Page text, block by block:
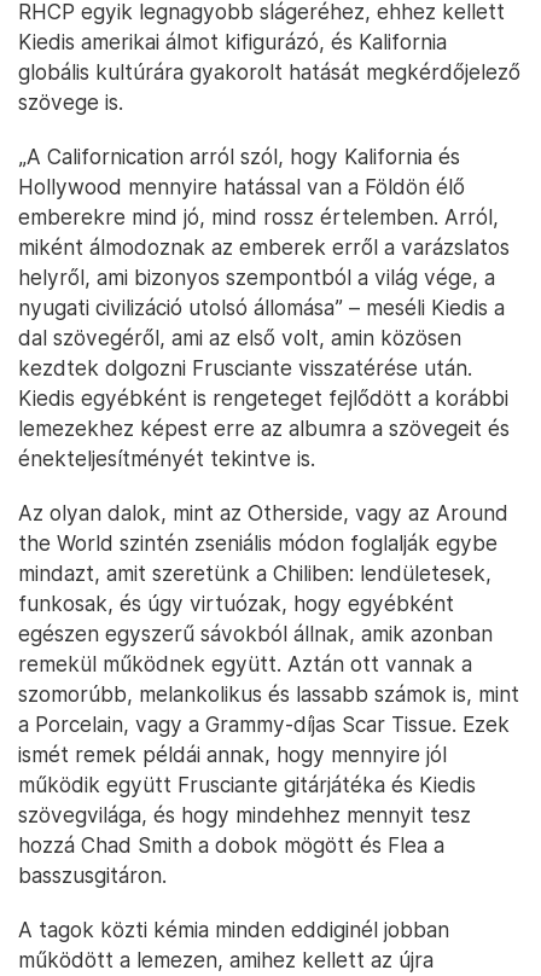
RHCP egyik legnagyobb slágeréhez, ehhez kellett
Kiedis amerikai álmot kifigurázó, és Kalifornia
globális kultúrára gyakorolt hatását megkérdőjelező
szövege is.
„A Californication arról szól, hogy Kalifornia és
Hollywood mennyire hatással van a Földön élő
emberekre mind jó, mind rossz értelemben. Arról,
miként álmodoznak az emberek erről a varázslatos
helyről, ami bizonyos szempontból a világ vége, a
nyugati civilizáció utolsó állomása” – meséli Kiedis a
dal szövegéről, ami az első volt, amin közösen
kezdtek dolgozni Frusciante visszatérése után.
Kiedis egyébként is rengeteget fejlődött a korábbi
lemezekhez képest erre az albumra a szövegeit és
énekteljesítményét tekintve is.
Az olyan dalok, mint az Otherside, vagy az Around
the World szintén zseniális módon foglalják egybe
mindazt, amit szeretünk a Chiliben: lendületesek,
funkosak, és úgy virtuózak, hogy egyébként
egészen egyszerű sávokból állnak, amik azonban
remekül működnek együtt. Aztán ott vannak a
szomorúbb, melankolikus és lassabb számok is, mint
a Porcelain, vagy a Grammy-díjas Scar Tissue. Ezek
ismét remek példái annak, hogy mennyire jól
működik együtt Frusciante gitárjátéka és Kiedis
szövegvilága, és hogy mindehhez mennyit tesz
hozzá Chad Smith a dobok mögött és Flea a
basszusgitáron.
A tagok közti kémia minden eddiginél jobban
működött a lemezen, amihez kellett az újra